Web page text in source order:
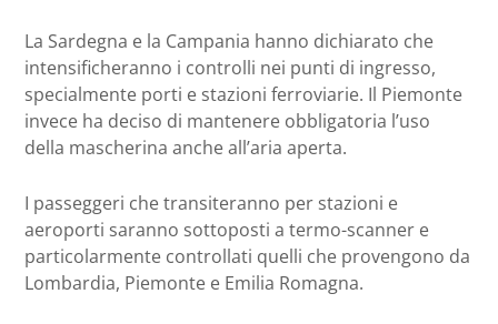
La Sardegna e la Campania hanno dichiarato che
intensificheranno i controlli nei punti di ingresso,
specialmente porti e stazioni ferroviarie. Il Piemonte
invece ha deciso di mantenere obbligatoria l’uso
della mascherina anche all’aria aperta.
I passeggeri che transiteranno per stazioni e
aeroporti saranno sottoposti a termo-scanner e
particolarmente controllati quelli che provengono da
Lombardia, Piemonte e Emilia Romagna.